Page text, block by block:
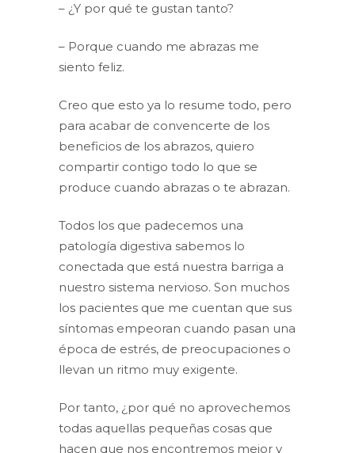
– ¿Y por qué te gustan tanto?
– Porque cuando me abrazas me
siento feliz.
Creo que esto ya lo resume todo, pero
para acabar de convencerte de los
beneficios de los abrazos, quiero
compartir contigo todo lo que se
produce cuando abrazas o te abrazan.
Todos los que padecemos una
patología digestiva sabemos lo
conectada que está nuestra barriga a
nuestro sistema nervioso. Son muchos
los pacientes que me cuentan que sus
síntomas empeoran cuando pasan una
época de estrés, de preocupaciones o
llevan un ritmo muy exigente.
Por tanto, ¿por qué no aprovechemos
todas aquellas pequeñas cosas que
hacen que nos encontremos mejor y